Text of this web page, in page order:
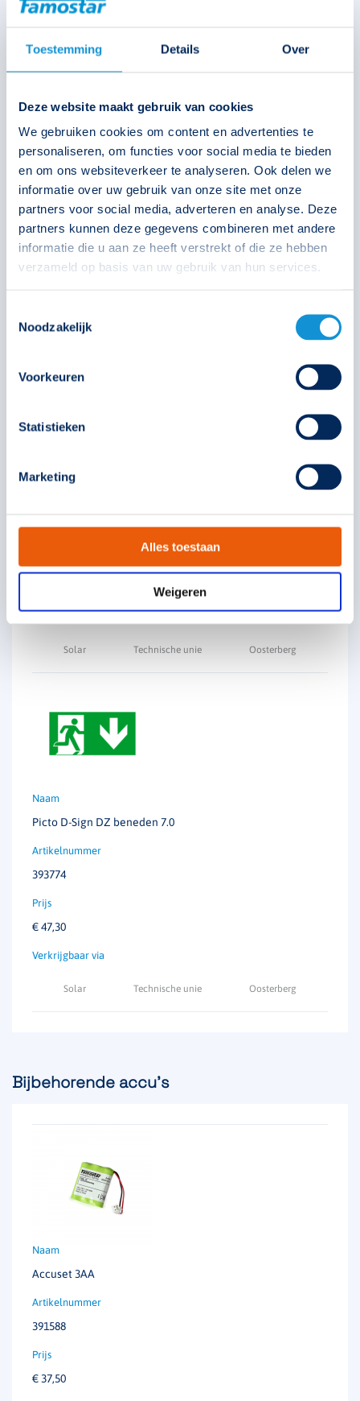
Toestemming Details Over
Deze website maakt gebruik van cookies
We gebruiken cookies om content en advertenties te
personaliseren, om functies voor social media te bieden
en om ons websiteverkeer te analyseren. Ook delen we
informatie over uw gebruik van onze site met onze
partners voor social media, adverteren en analyse. Deze
partners kunnen deze gegevens combineren met andere
informatie die u aan ze heeft verstrekt of die ze hebben
verzameld op basis van uw gebruik van hun services.
Noodzakelijk
Voorkeuren
Statistieken
Marketing
Alles toestaan
Weigeren
Picto D-Sign DZ rechts 7.1
393775
€47,30
Picto D-Sign EZ beneden 7.0
Solar Technische unie Oosterberg
Picto D-Sign DZ beneden 7.0
393774
€47,30
Solar Technische unie Oosterberg
Bijbehorende accu's
Accuset 3AA
391588
€ 37,50